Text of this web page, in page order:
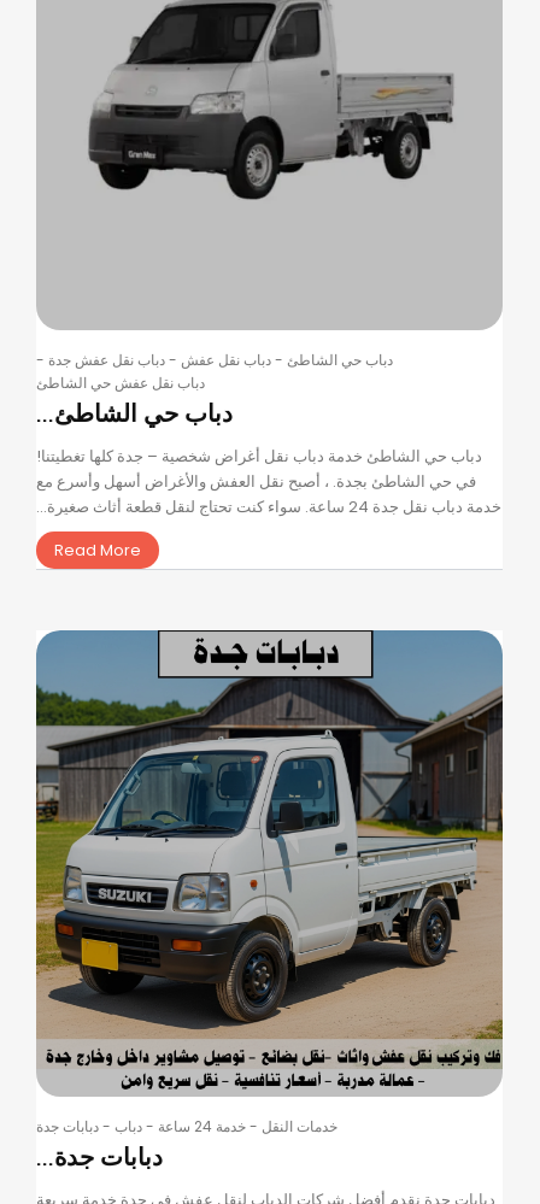
دباب حي الشاطئ -دباب نقل عفش -دباب نقل عفش جدة -
دباب نقل عفش حي الشاطئ
دباب حي الشاطئ...
دباب حي الشاطئ خدمة دباب نقل أغراض شخصية – جدة كلها تغطيتنا!
في حي الشاطئ بجدة. ، أصبح نقل العفش والأغراض أسهل وأسرع مع
خدمة دباب نقل جدة 24 ساعة. سواء كنت تحتاج لنقل قطعة أثاث صغيرة...
Read More
خدمات النقل -خدمة 24 ساعة -دباب -دبابات جدة
دبابات جدة...